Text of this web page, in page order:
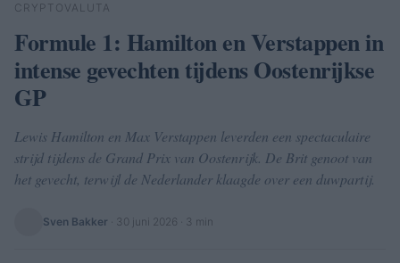
Zoeken
CRYPTOVALUTA
Formule 1: Hamilton en Verstappen in
intense gevechten tijdens Oostenrijkse
GP
Lewis Hamilton en Max Verstappen leverden een spectaculaire
strijd tijdens de Grand Prix van Oostenrijk. De Brit genoot van
het gevecht, terwijl de Nederlander klaagde over een duwpartij.
Sven Bakker 30 juni 2026 · 3 min